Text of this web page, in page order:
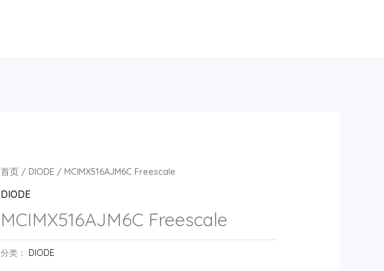
首页 /DIODE / MCIMX516AJM6C Freescale
DIODE
MCIMX516AJM6C Freescale
分类： DIODE